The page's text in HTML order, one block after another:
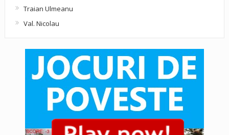
Traian Ulmeanu
Val. Nicolau